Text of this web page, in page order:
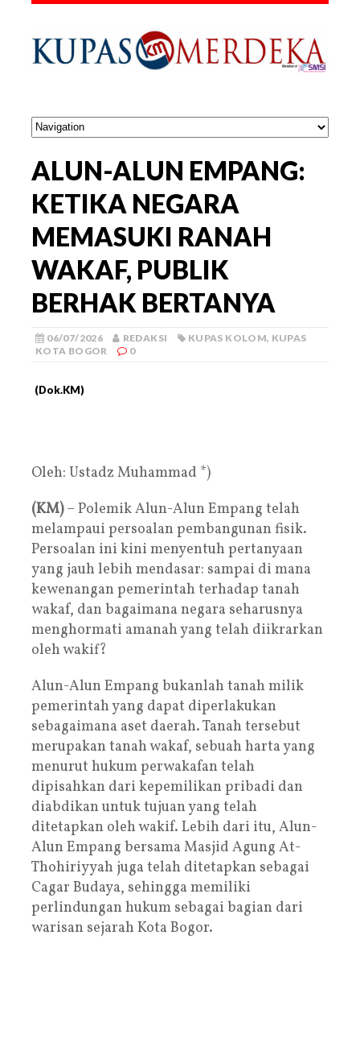
ALUN-ALUN EMPANG:
KETIKA NEGARA
MEMASUKI RANAH
WAKAF, PUBLIK
BERHAK BERTANYA
06/07/2026 REDAKSI KUPAS KOLOM, KUPAS
KOTA BOGOR
0
(Dok.KM)
Oleh: Ustadz Muhammad *)
(KM)– Polemik Alun-Alun Empang telah
melampaui persoalan pembangunan fisik.
Persoalan ini kini menyentuh pertanyaan
yang jauh lebih mendasar: sampai di mana
kewenangan pemerintah terhadap tanah
wakaf, dan bagaimana negara seharusnya
menghormati amanah yang telah diikrarkan
oleh wakif?
Alun-Alun Empang bukanlah tanah milik
pemerintah yang dapat diperlakukan
sebagaimana aset daerah. Tanah tersebut
merupakan tanah wakaf, sebuah harta yang
menurut hukum perwakafan telah
dipisahkan dari kepemilikan pribadi dan
diabdikan untuk tujuan yang telah
ditetapkan oleh wakif. Lebih dari itu, Alun-
Alun Empang bersama Masjid Agung At-
Thohiriyyah juga telah ditetapkan sebagai
Cagar Budaya, sehingga memiliki
perlindungan hukum sebagai bagian dari
warisan sejarah Kota Bogor.